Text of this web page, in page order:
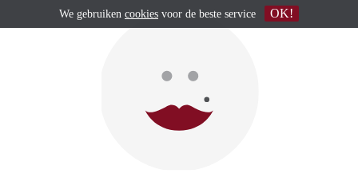
We gebruiken cookies voor de beste service OK!